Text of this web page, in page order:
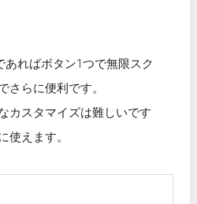
ればボタン1つで無限スク
さらに便利です。
カスタマイズは難しいです
使えます。